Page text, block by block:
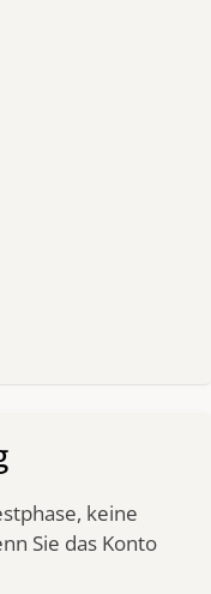
keine
Sie das Konto